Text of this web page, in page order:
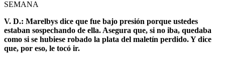
SEMANA
V. D.: Marelbys dice que fue bajo presión porque ustedes
estaban sospechando de ella. Asegura que, si no iba, quedaba
como si se hubiese robado la plata del maletín perdido. Y dice
que, por eso, le tocó ir.